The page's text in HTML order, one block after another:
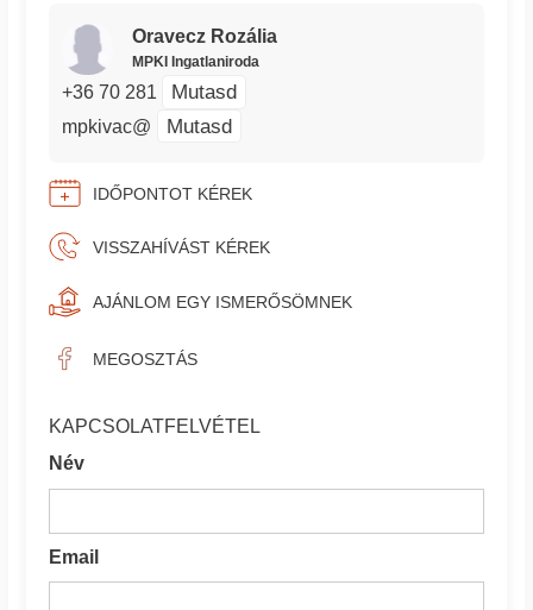
Oravecz Rozália
MPKI Ingatlaniroda
+36 70 281 Mutasd
mpkivac@ Mutasd
IDŐPONTOT KÉREK
VISSZAHÍVÁST KÉREK
AJÁNLOM EGY ISMERŐSÖMNEK
MEGOSZTÁS
KAPCSOLATFELVÉTEL
Név
Email